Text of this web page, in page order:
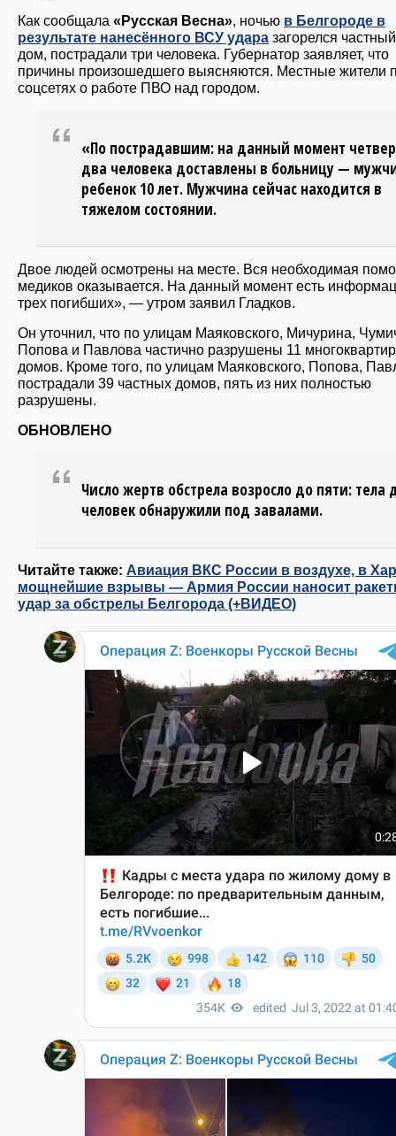
Как сообщала «Русская Весна», ночью в Белгороде в
результате нанесённого ВСУ удара загорелся
дом, пострадали три человека. Губернатор заявляет, что
причины произошедшего выясняются. Местные жители
соцсетях о работе ПВО над городом.
«По пострадавшим: на данный момент
два человека доставлены в больницу —
ребенок 10 лет. Мужчина сейчас находится в
тяжелом состоянии.
Двое людей осмотрены на месте. Вся необходимая
медиков оказывается. На данный момент есть
трех погибших», — утром заявил Гладков.
Он уточнил, что по улицам Маяковского, Мичурина,
Попова и Павлова частично разрушены 11
домов. Кроме того, по улицам Маяковского, Попова,
пострадали 39 частных домов, пять из них полностью
разрушены.
ОБНОВЛЕНО
Число жертв обстрела возросло до пяти: тела
человек обнаружили под завалами.
Читайте также: Авиация ВКС России в воздухе, в
мощнейшие взрывы — Армия России наносит
удар за обстрелы Белгорода (+ВИДЕО)